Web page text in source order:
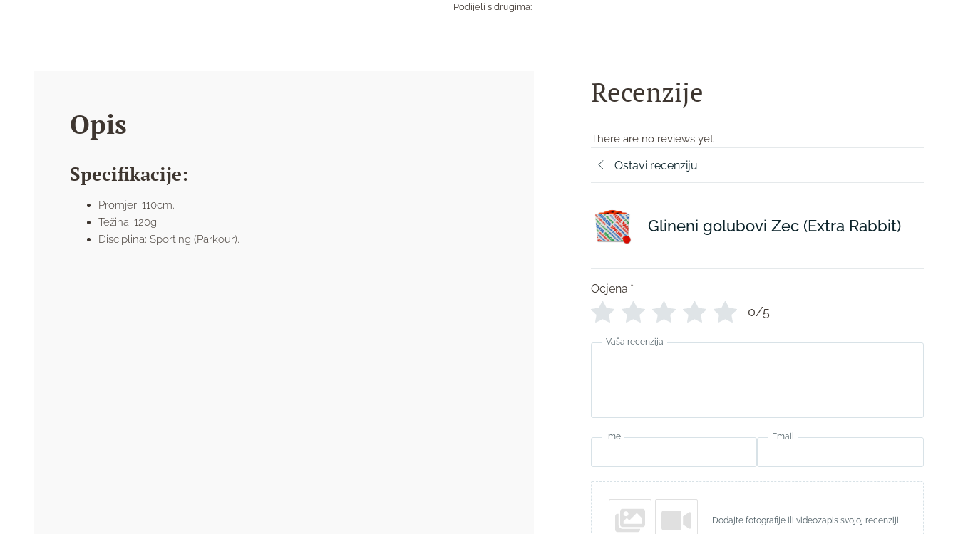
Podijeli s drugima:
Opis
Specifikacije:
Promjer: 110cm.
Težina: 120g.
Disciplina: Sporting (Parkour).
Recenzije
There are no reviews yet
Ostavi recenziju
Glineni golubovi Zec (Extra Rabbit)
Ocjena *
0/5
Vaša recenzija
Ime Email
Dodajte fotografije ili videozapis svojoj recenziji